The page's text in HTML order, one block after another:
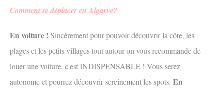
Comment se déplacer en Algarve?
En voiture ! Sincèrement pour pouvoir découvrir la côte, les
plages et les petits villages tout autour on vous recommande de
louer une voiture, c'est INDISPENSABLE ! Vous serez
autonome et pourrez découvrir sereinement les spots. En